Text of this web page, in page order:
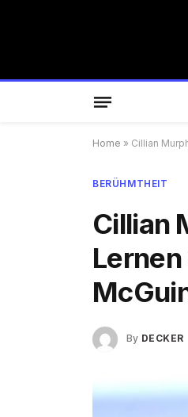
Home » Cillian
BERÜHMTHEIT
Cillian
By DECKER